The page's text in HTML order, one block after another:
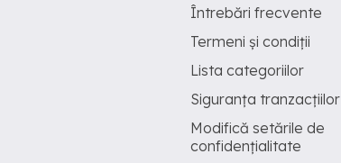
Întrebări frecvente
Termeni și condiții
Lista categoriilor
Siguranța tranzacțiilor
Modifică setările de
confidențialitate